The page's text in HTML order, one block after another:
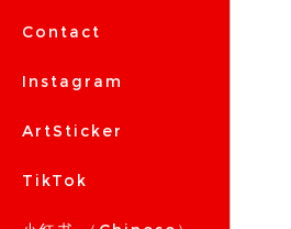
Contact
Instagram
ArtSticker
TikTok